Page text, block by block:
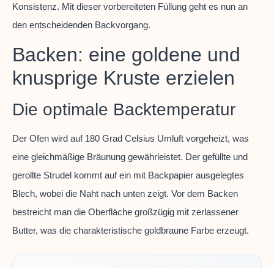
Konsistenz. Mit dieser vorbereiteten Füllung geht es nun an
den entscheidenden Backvorgang.
Backen: eine goldene und
knusprige Kruste erzielen
Die optimale Backtemperatur
Der Ofen wird auf 180 Grad Celsius Umluft vorgeheizt, was
eine gleichmäßige Bräunung gewährleistet. Der gefüllte und
gerollte Strudel kommt auf ein mit Backpapier ausgelegtes
Blech, wobei die Naht nach unten zeigt. Vor dem Backen
bestreicht man die Oberfläche großzügig mit zerlassener
Butter, was die charakteristische goldbraune Farbe erzeugt.